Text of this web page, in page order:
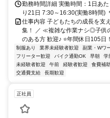
勤務時間詳細 実働時間：1日あ
り21日 7:30～16:30(実働8時間)
仕事内容 子どもたちの成長を支
集！ ／ ≪複雑な作業ナシ◎子供
のある方 歓迎♪ ⭐年間休日105日
制服あり 業界未経験者歓迎 副業・Wワ
フリーター歓迎
バイク通勤OK 早朝 学
未経験者歓迎
午前 経験者歓迎 食費補
交通費支給
長期歓迎
正社員